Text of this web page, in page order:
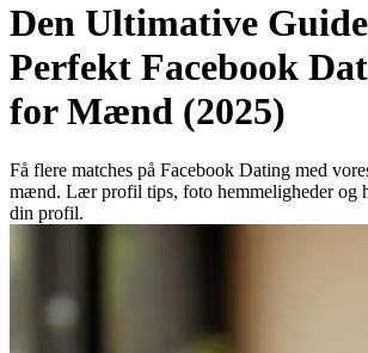
Den Ultimative
Perfekt Facebook
for Mænd (2025)
Få flere matches på Facebook Dating med
mænd. Lær profil tips, foto hemmeligheder og
din profil.